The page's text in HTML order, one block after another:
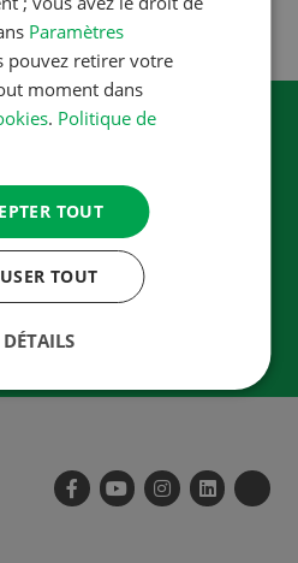
newletter
du monde de la
Paramètres
pouvez retirer votre
moment dans
. Politique de
TOUT
TOUT